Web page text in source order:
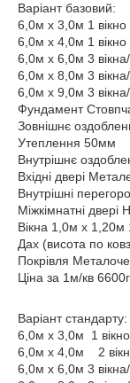
Варіант базовий:
6,0м х 3,0м 1 вікно
6,0м х 4,0м 1 вікно
6,0м х 6,0м 3
6,0м х 8,0м 3
6,0м х 9,0м 3
Фундамент
Зовнішнє
Утеплення 50мм
Внутрішнє
Вхідні двері
Внутрішні
Міжкімнатні двері
Вікна 1,0м х 1,20м
Дах (висота по
Покрівля
Ціна за 1м/кв
Варіант стандарту:
6,0м х 3,0м 1 вікно
6,0м х 4,0м 2
6,0м х 6,0м 3